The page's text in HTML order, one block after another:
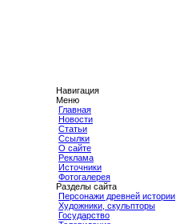
Навигация
Меню
Главная
Новости
Статьи
Ссылки
О сайте
Реклама
Источники
Фотогалерея
Разделы сайта
Персонажи древней истории
Художники, скульпторы
Государство